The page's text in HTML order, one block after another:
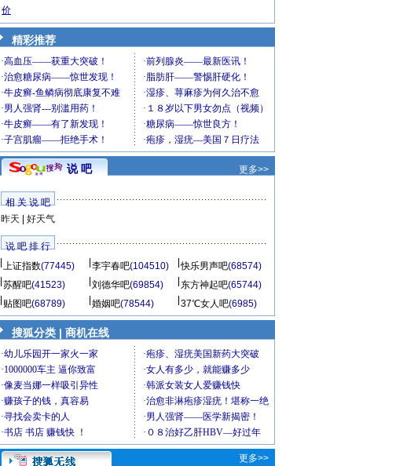
价
精彩推荐
说 吧 更多>>
相 关 说 吧
昨天
好天气
说 吧 排 行
上证指数(77445) 李宇春吧(104510) 快乐男声吧(68574)
苏醒吧(41523) 刘德华吧(69854) 东方神起吧(65744)
贴图吧(68789) 婚姻吧(78544) 37℃女人吧(6985)
搜狐分类 | 商机在线
更多>>